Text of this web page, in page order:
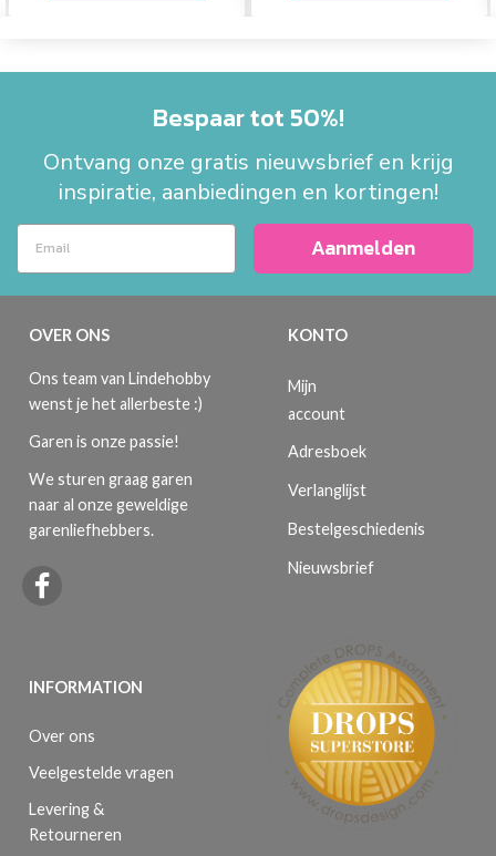
Bespaar tot 50%!
Ontvang onze gratis nieuwsbrief en krijg
inspiratie, aanbiedingen en kortingen!
Aanmelden
OVER ONS
Ons team van Lindehobby
wenst je het allerbeste :)
Garen is onze passie!
We sturen graag garen
naar al onze geweldige
garenliefhebbers.
INFORMATION
Over ons
Veelgestelde vragen
Levering &
Retourneren
KONTO
Mijn
account
Adresboek
Verlanglijst
Bestelgeschiedenis
Nieuwsbrief